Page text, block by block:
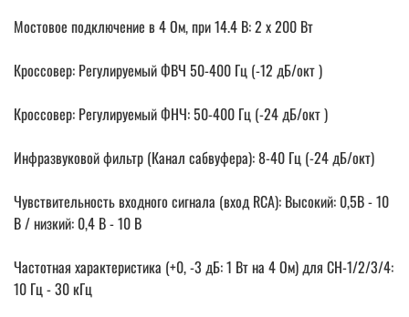
Мостовое подключение в 4 Ом, при 14.4 В: 2 x 200 Вт
Кроссовер: Регулируемый ФВЧ 50-400 Гц (-12 дБ/окт )
Кроссовер: Регулируемый ФНЧ: 50-400 Гц (-24 дБ/окт )
Инфразвуковой фильтр (Канал сабвуфера): 8-40 Гц (-24 дБ/окт)
Чувствительность входного сигнала (вход RCA): Высокий: 0,5В - 10
В / низкий: 0,4 В - 10 В
Частотная характеристика (+0, -3 дБ: 1 Вт на 4 Ом) для CH-1/2/3/4:
10 Гц - 30 кГц